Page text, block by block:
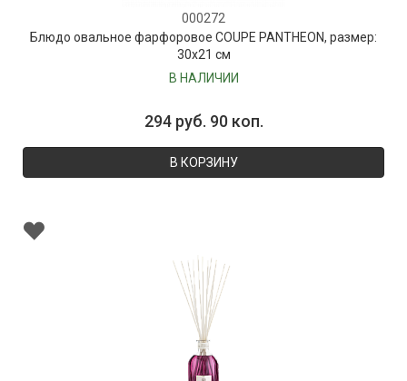
000272
Блюдо овальное фарфоровое COUPE PANTHEON, размер:
30х21 см
В НАЛИЧИИ
294 руб. 90 коп.
В КОРЗИНУ